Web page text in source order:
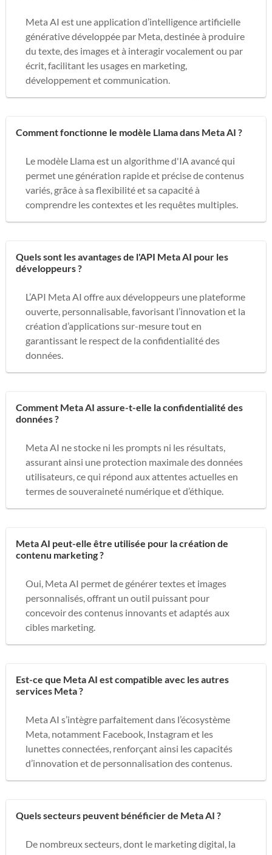
Meta AI est une application d’intelligence artificielle
générative développée par Meta, destinée à produire
du texte, des images et à interagir vocalement ou par
écrit, facilitant les usages en marketing,
développement et communication.
Comment fonctionne le modèle Llama dans Meta AI ?
Le modèle Llama est un algorithme d'IA avancé qui
permet une génération rapide et précise de contenus
variés, grâce à sa flexibilité et sa capacité à
comprendre les contextes et les requêtes multiples.
Quels sont les avantages de l'API Meta AI pour les
développeurs ?
L’API Meta AI offre aux développeurs une plateforme
ouverte, personnalisable, favorisant l’innovation et la
création d’applications sur-mesure tout en
garantissant le respect de la confidentialité des
données.
Comment Meta AI assure-t-elle la confidentialité des
données ?
Meta AI ne stocke ni les prompts ni les résultats,
assurant ainsi une protection maximale des données
utilisateurs, ce qui répond aux attentes actuelles en
termes de souveraineté numérique et d’éthique.
Meta AI peut-elle être utilisée pour la création de
contenu marketing ?
Oui, Meta AI permet de générer textes et images
personnalisés, offrant un outil puissant pour
concevoir des contenus innovants et adaptés aux
cibles marketing.
Est-ce que Meta AI est compatible avec les autres
services Meta ?
Meta AI s’intègre parfaitement dans l’écosystème
Meta, notamment Facebook, Instagram et les
lunettes connectées, renforçant ainsi les capacités
d’innovation et de personnalisation des contenus.
Quels secteurs peuvent bénéficier de Meta AI ?
De nombreux secteurs, dont le marketing digital, la